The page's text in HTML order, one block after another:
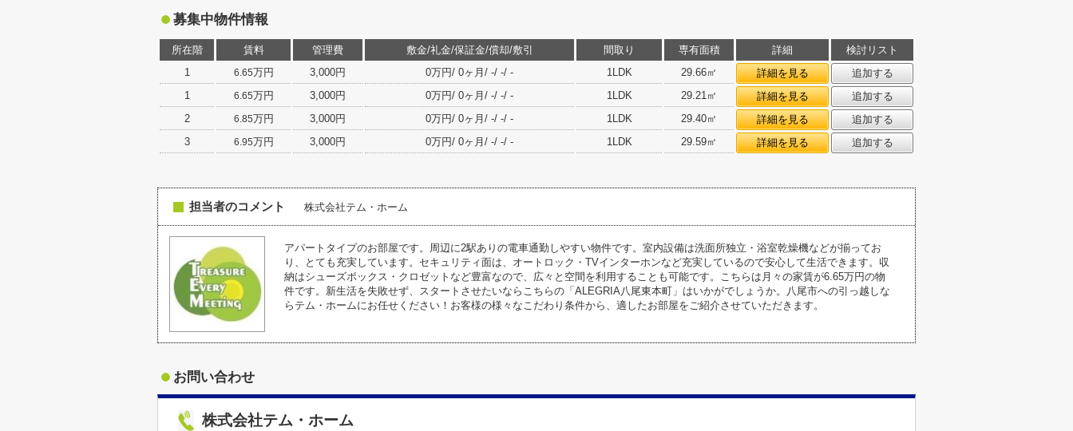
募集中物件情報
所在階 賃料 管理費 敷金/礼金/保証金/償却/敷引 間取り 専有面積 詳細
検討リスト
1
6.65万円 3,000円 0万円/ 0ヶ月/ -/ -/ - 1LDK 29.66㎡ 詳細を見る
追加する
1
6.65万円 3,000円 0万円/ 0ヶ月/ -/ -/ - 1LDK 29.21㎡ 詳細を見る
追加する
2
6.85万円 3,000円 0万円/ 0ヶ月/ -/ -/ - 1LDK 29.40㎡ 詳細を見る
追加する
3
6.95万円 3,000円 0万円/ 0ヶ月/ -/ -/ - 1LDK 29.59㎡ 詳細を見る 追加する
担当者のコメント 株式会社テム・ホーム
アパートタイプのお部屋です。周辺に2駅ありの電車通勤しやすい物件です。室内設備は洗面所独立・浴室乾燥機などが揃ってお
り、とても充実しています。セキュリティ面は、オートロック・TVインターホンなど充実しているので安心して生活できます。収
納はシューズボックス・クロゼットなど豊富なので、広々と空間を利用することも可能です。こちらは月々の家賃が6.65万円の物
件です。新生活を失敗せず、スタートさせたいならこちらの「ALEGRIA八尾東本町」はいかがでしょうか。八尾市への引っ越しな
らテム・ホームにお任せください！お客様の様々なこだわり条件から、適したお部屋をご紹介させていただきます。
お問い合わせ
株式会社テム・ホーム